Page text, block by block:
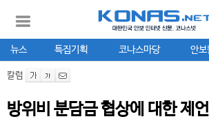
뉴스 특집기획 코나스마당 안보
칼럼
방위비 분담금 협상에 대한 제언